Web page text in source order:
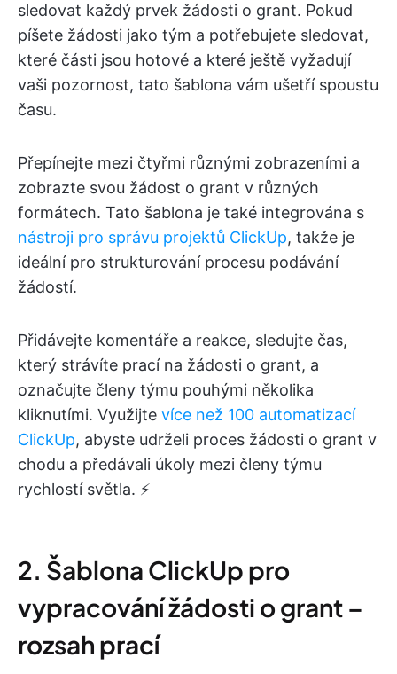
sledovat každý prvek žádosti o grant. Pokud
píšete žádosti jako tým a potřebujete sledovat,
které části jsou hotové a které ještě vyžadují
vaši pozornost, tato šablona vám ušetří spoustu
času.
Přepínejte mezi čtyřmi různými zobrazeními a
zobrazte svou žádost o grant v různých
formátech. Tato šablona je také integrována s
nástroji pro správu projektů ClickUp, takže je
ideální pro strukturování procesu podávání
žádostí.
Přidávejte komentáře a reakce, sledujte čas,
který strávíte prací na žádosti o grant, a
označujte členy týmu pouhými několika
kliknutími. Využijte více než 100 automatizací
ClickUp, abyste udrželi proces žádosti o grant v
chodu a předávali úkoly mezi členy týmu
rychlostí světla. ⚡
2. Šablona ClickUp pro
vypracování žádosti o grant –
rozsah prací